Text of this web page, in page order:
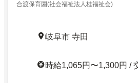
合渡保育園(社会福祉法人桂福祉会)
岐阜市 寺田
時給1,065円〜1,300円 /